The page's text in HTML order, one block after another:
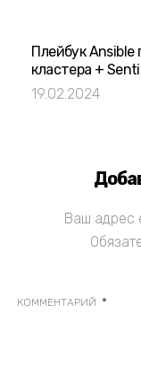
Плейбук Ansible
кластера +
19.02.2024
Ваш адрес
КОММЕНТАРИЙ *